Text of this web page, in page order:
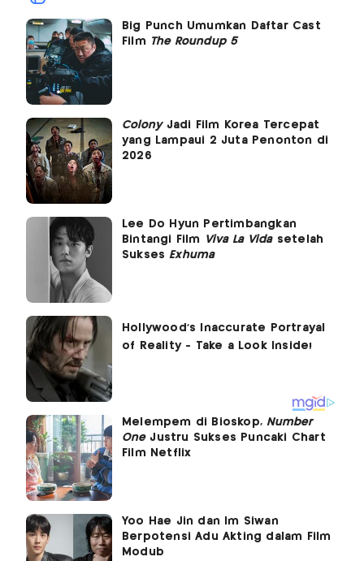
Big Punch Umumkan Daftar Cast
Film The Roundup 5
ColonyJadi Film Korea Tercepat
yang Lampaui 2 Juta Penonton di
2026
Lee Do Hyun Pertimbangkan
Bintangi Film
Viva La Vidasetelah
Sukses Exhuma
Melempem di Bioskop, Number
OneJustru Sukses Puncaki Chart
Film Netflix
Yoo Hae Jin dan Im Siwan
Berpotensi Adu Akting dalam Film
Modub